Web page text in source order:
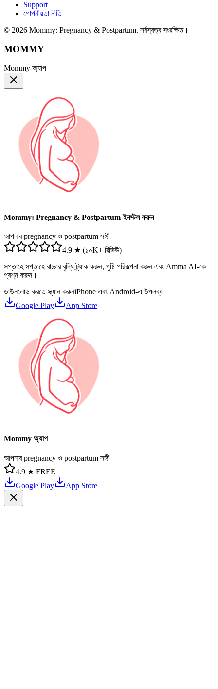
Support
গোপনীয়তা নীতি
© 2026 Mommy: Pregnancy & Postpartum. সর্বস্বত্ব সংরক্ষিত।
MOMMY
Mommy অ্যাপ
Mommy: Pregnancy & Postpartum ইনস্টল করুন
আপনার pregnancy ও postpartum সঙ্গী
4.9 ★ (১০K+ রিভিউ)
সপ্তাহে সপ্তাহে বাচ্চার বৃদ্ধি ট্র্যাক করুন, পুষ্টি পরিকল্পনা করুন এবং Amma AI-কে
প্রশ্ন করুন।
ডাউনলোড করতে স্ক্যান করুনiPhone এবং Android-এ উপলব্ধ
Google Play
App Store
Mommy অ্যাপ
আপনার pregnancy ও postpartum সঙ্গী
4.9 ★ FREE
Google Play
App Store